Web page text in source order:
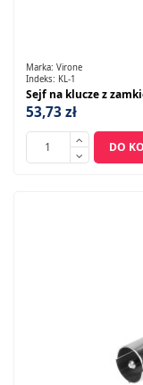
Marka: Virone
Indeks: KL-1
Sejf na klucze z
53,73 zł
DO